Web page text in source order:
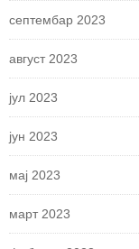
септембар 2023
август 2023
јул 2023
јун 2023
мај 2023
март 2023